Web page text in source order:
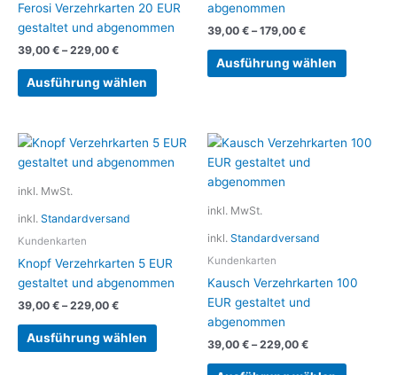
Ferosi Verzehrkarten 20 EUR
gestaltet und abgenommen
39,00 € –229,00 €
Ausführung wählen
Optionen
können
Produktseite
gewählt
abgenommen
39,00 € –179,00 €
Ausführung wählen
inkl. MwSt.
inkl. Standardversand
Kundenkarten
Knopf Verzehrkarten 5 EUR
gestaltet und abgenommen
39,00 € –229,00 €
Ausführung wählen
Dieses
Produkt
Die
Optionen
Produktseite
inkl. MwSt.
inkl. Standardversand
Kundenkarten
Kausch Verzehrkarten 100
EUR gestaltet und
abgenommen
39,00 € –229,00 €
Dieses
Optionen